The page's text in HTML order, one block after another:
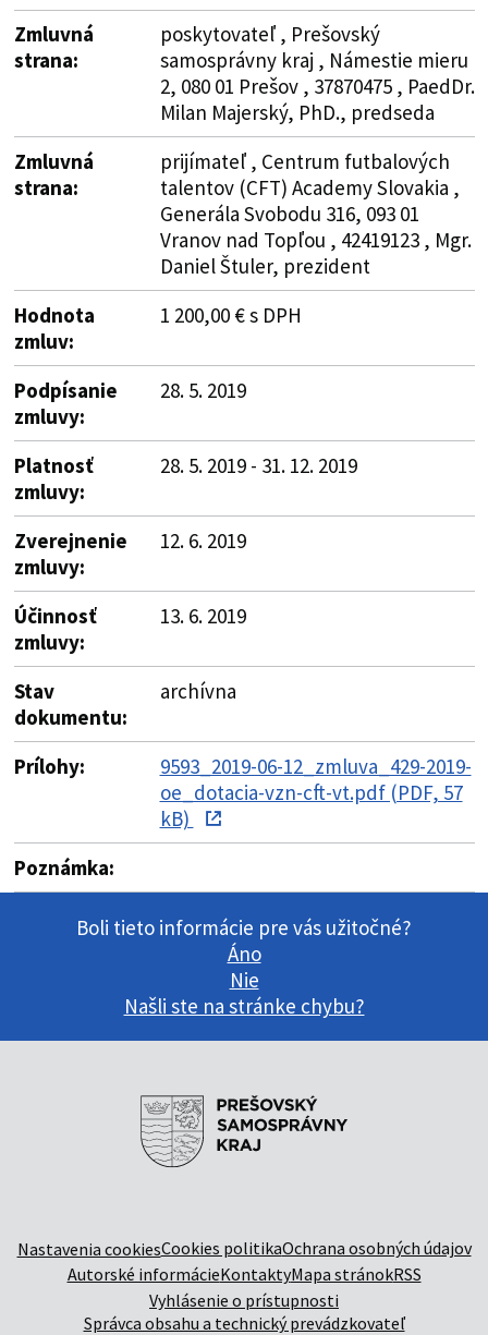
Zmluvná
strana:
poskytovateľ , Prešovský
samosprávny kraj , Námestie mieru
2, 080 01 Prešov , 37870475 , PaedDr.
Milan Majerský, PhD., predseda
Zmluvná
strana:
prijímateľ , Centrum futbalových
talentov (CFT) Academy Slovakia ,
Generála Svobodu 316, 093 01
Vranov nad Topľou , 42419123 , Mgr.
Daniel Štuler, prezident
Hodnota
zmluv:
1 200,00 € s DPH
Podpísanie
zmluvy:
28. 5. 2019
Platnosť
zmluvy:
28. 5. 2019 - 31. 12. 2019
Zverejnenie
zmluvy:
12. 6. 2019
Účinnosť
zmluvy:
13. 6. 2019
Stav
dokumentu:
archívna
Prílohy:
9593_2019-06-12_zmluva_429-2019-
oe_dotacia-vzn-cft-vt.pdf (PDF, 57
kB)
Poznámka:
Boli tieto informácie pre vás užitočné?
Áno
Nie
Našli ste na stránke chybu?
Nastavenia cookiesCookies politikaOchrana osobných údajov
Autorské informácieKontaktyMapa stránokRSS
Vyhlásenie o prístupnosti
Správca obsahu a technický prevádzkovateľ